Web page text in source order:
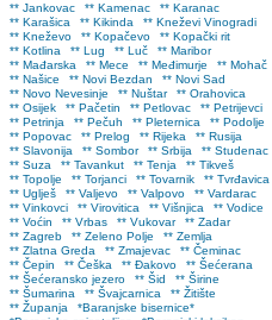
** Jankovac
** Kamenac
** Karanac
** Karašica
** Kikinda
** Kneževi Vinogradi
** Kneževo
** Kopačevo
** Kopački rit
** Kotlina
** Lug ** Luč
** Maribor
** Mađarska
** Mece ** Međimurje
** Mohač
** Našice
** Novi Bezdan
** Novi Sad
** Novo Nevesinje
** Nuštar
** Orahovica
** Osijek
** Pačetin ** Petlovac
** Petrijevci
** Petrinja
** Pečuh ** Pleternica
** Podolje
** Popovac
** Prelog ** Rijeka
** Rusija
** Slavonija
** Sombor ** Srbija
** Studenac
** Suza
** Tavankut ** Tenja
** Tikveš
** Topolje
** Torjanci ** Tovarnik
** Tvrđavica
** Uglješ
** Valjevo ** Valpovo
** Vardarac
** Vinkovci
** Virovitica ** Višnjica
** Vodice
** Voćin
** Vrbas ** Vukovar
** Zadar
** Zagreb
** Zeleno Polje
** Zemlja
** Zlatna Greda
** Zmajevac
** Čeminac
** Čepin
** Češka ** Đakovo
** Šećerana
** Šećeransko jezero
** Šid
** Širine
** Šumarina
** Švajcarnica
** Žitište
** Županja
*Baranjske bisernice*